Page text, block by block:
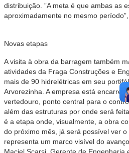
distribuição. ”A meta é que ambas as
aproximadamente no mesmo
Novas etapas
A visita à obra da barragem também
atividades da Fraga Construções e
mais de 90 hidrelétricas em seu
Arvorezinha. A empresa está
vertedouro, ponto central para o
além das estruturas por onde será
é a etapa onde, visualmente, a obra
do próximo mês, já será possível ver
representa um marco visível do